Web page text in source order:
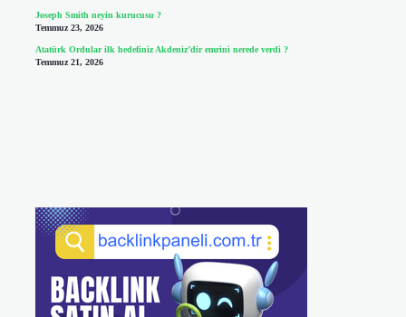
Joseph Smith neyin kurucusu ?
Temmuz 23, 2026
Atatürk Ordular ilk hedefiniz Akdeniz’dir emrini nerede verdi ?
Temmuz 21, 2026